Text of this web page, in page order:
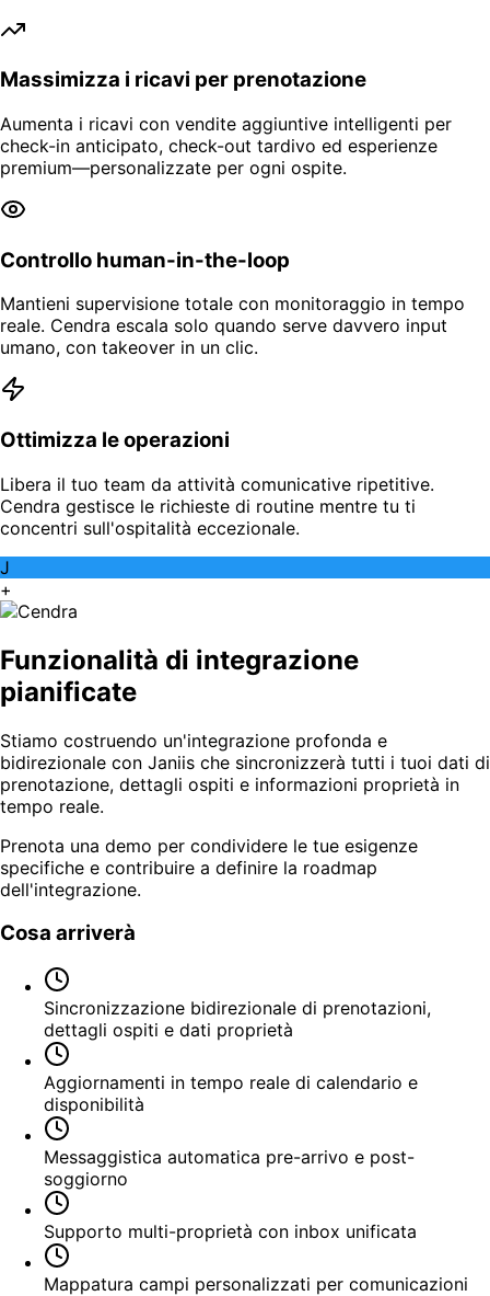
Massimizza i ricavi per prenotazione
Aumenta i ricavi con vendite aggiuntive intelligenti per
check-in anticipato, check-out tardivo ed esperienze
premium—personalizzate per ogni ospite.
Controllo human-in-the-loop
Mantieni supervisione totale con monitoraggio in tempo
reale. Cendra escala solo quando serve davvero input
umano, con takeover in un clic.
Ottimizza le operazioni
Libera il tuo team da attività comunicative ripetitive.
Cendra gestisce le richieste di routine mentre tu ti
concentri sull'ospitalità eccezionale.
J
+
Funzionalità di integrazione
pianificate
Stiamo costruendo un'integrazione profonda e
bidirezionale con Janiis che sincronizzerà tutti i tuoi dati di
prenotazione, dettagli ospiti e informazioni proprietà in
tempo reale.
Prenota una demo per condividere le tue esigenze
specifiche e contribuire a definire la roadmap
dell'integrazione.
Cosa arriverà
Sincronizzazione bidirezionale di prenotazioni,
dettagli ospiti e dati proprietà
Aggiornamenti in tempo reale di calendario e
disponibilità
Messaggistica automatica pre-arrivo e post-
soggiorno
Supporto multi-proprietà con inbox unificata
Mappatura campi personalizzati per comunicazioni